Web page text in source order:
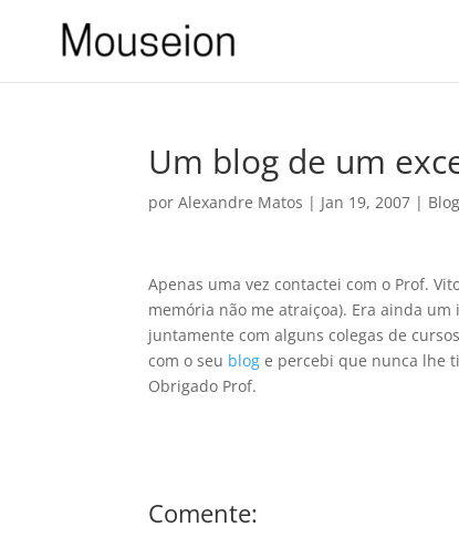
Um blog de um
porAlexandre Matos | Jan 19, 2007 |
Apenas uma vez contactei com o Prof.
memória não me atraiçoa). Era ainda
juntamente com alguns colegas de
com o seu blog e percebi que nunca lhe
Obrigado Prof.
Comente: